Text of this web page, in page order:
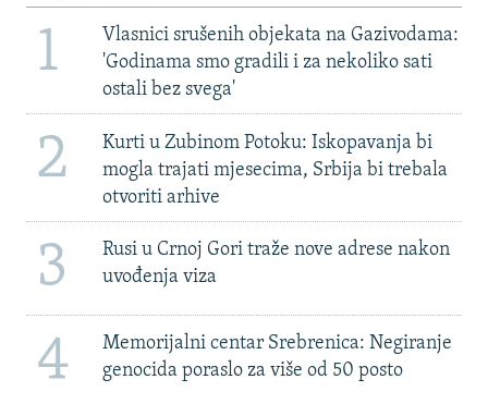
1
Vlasnici srušenih objekata na Gazivodama:
'Godinama smo gradili i za nekoliko sati
ostali bez svega'
2
Kurti u Zubinom Potoku: Iskopavanja bi
mogla trajati mjesecima, Srbija bi trebala
otvoriti arhive
3
Rusi u Crnoj Gori traže nove adrese nakon
uvođenja viza
4
Memorijalni centar Srebrenica: Negiranje
genocida poraslo za više od 50 posto